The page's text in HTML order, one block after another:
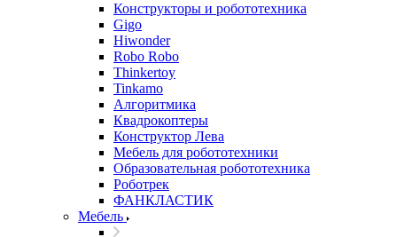
Конструкторы и робототехника
Gigo
Hiwonder
Robo Robo
Thinkertoy
Tinkamo
Алгоритмика
Квадрокоптеры
Конструктор Лева
Мебель для робототехники
Образовательная робототехника
Роботрек
ФАНКЛАСТИК
Мебель